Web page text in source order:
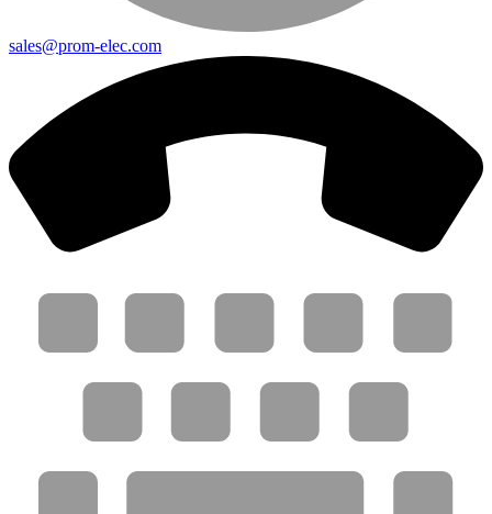
sales@prom-elec.com